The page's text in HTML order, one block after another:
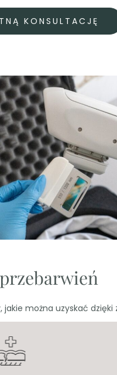
KONSULTACJĘ
można uzyskać dzięki